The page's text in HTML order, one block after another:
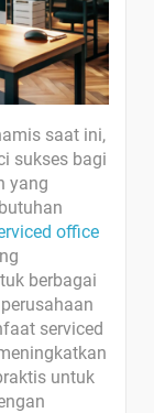
saat ini,
sukses bagi
yang
office
berbagai
serviced
untuk